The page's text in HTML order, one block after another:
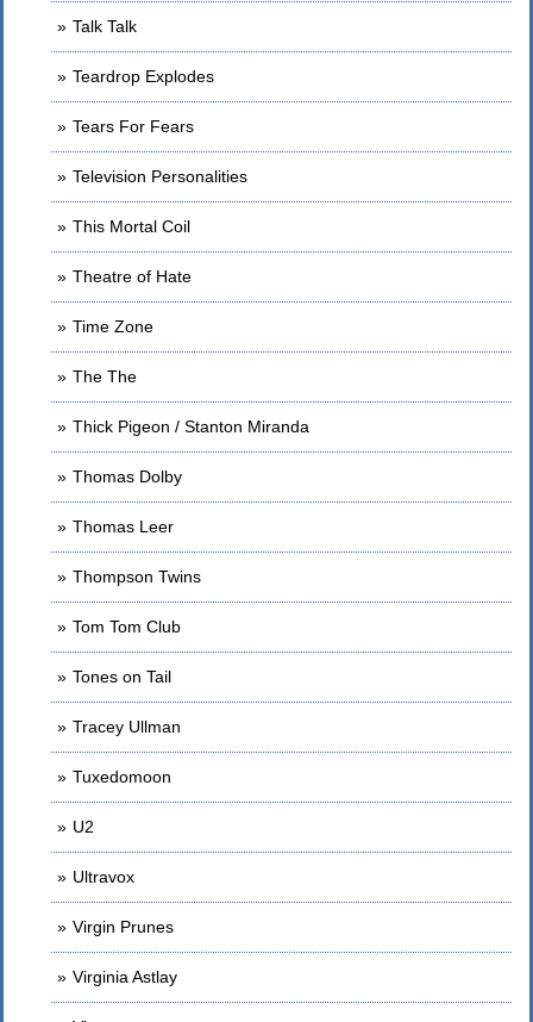
Talk Talk
Teardrop Explodes
Tears For Fears
Television Personalities
This Mortal Coil
Theatre of Hate
Time Zone
The The
Thick Pigeon / Stanton Miranda
Thomas Dolby
Thomas Leer
Thompson Twins
Tom Tom Club
Tones on Tail
Tracey Ullman
Tuxedomoon
U2
Ultravox
Virgin Prunes
Virginia Astlay